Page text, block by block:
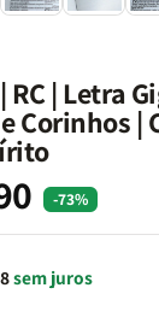
| Letra
Corinhos |
-73%
sem juros